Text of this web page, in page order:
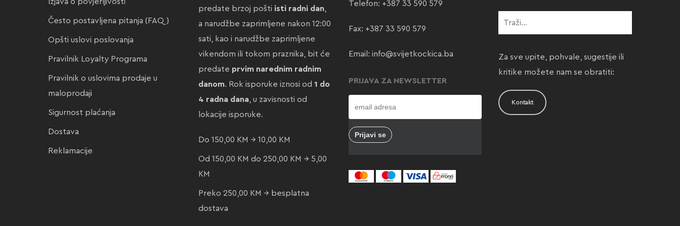
Često postavljena pitanja (FAQ)
Opšti uslovi poslovanja
Pravilnik Loyalty Programa
Pravilnik o uslovima prodaje u
maloprodaji
Sigurnost plaćanja
Dostava
Reklamacije
predate brzoj pošti isti radni dan,
a narudžbe zaprimljene nakon 12:00
sati, kao i narudžbe zaprimljene
vikendom ili tokom praznika, bit će
predate prvim narednim radnim
danom. Rok isporuke iznosi od 1 do
4 radna dana, u zavisnosti od
lokacije isporuke.
Do 150,00 KM → 10,00 KM
Od 150,00 KM do 250,00 KM → 5,00
KM
Preko 250,00 KM → besplatna
dostava
Telefon: +387 33 590 579
Fax: +387 33 590 579
Email: info@svijetkockica.ba
PRIJAVA ZA NEWSLETTER
Za sve upite, pohvale, sugestije ili
kritike možete nam se obratiti:
Kontakt